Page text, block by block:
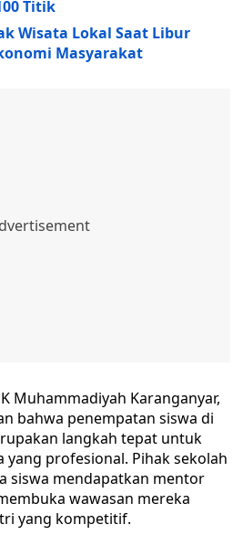
Titik
Wisata Lokal Saat Libur
Masyarakat
Muhammadiyah Karanganyar,
bahwa penempatan siswa di
langkah tepat untuk
profesional. Pihak sekolah
siswa mendapatkan mentor
wawasan mereka
yang kompetitif.